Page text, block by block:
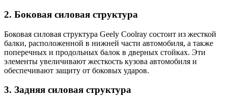
2. Боковая силовая структура
Боковая силовая структура Geely Coolray состоит из жесткой
балки, расположенной в нижней части автомобиля, а также
поперечных и продольных балок в дверных стойках. Эти
элементы увеличивают жесткость кузова автомобиля и
обеспечивают защиту от боковых ударов.
3. Задняя силовая структура